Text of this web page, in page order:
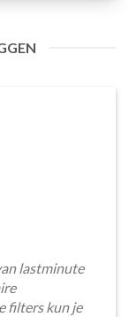
lastminute
filters kun je